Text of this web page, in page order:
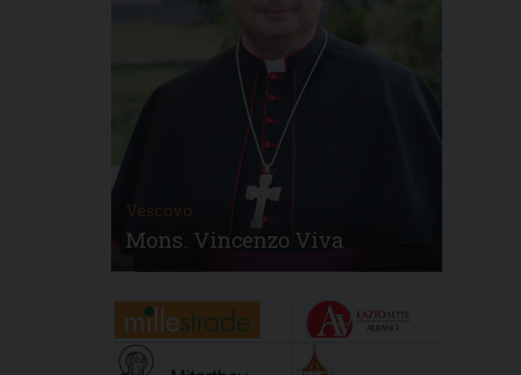
Vescovo
Mons. Vincenzo Viva